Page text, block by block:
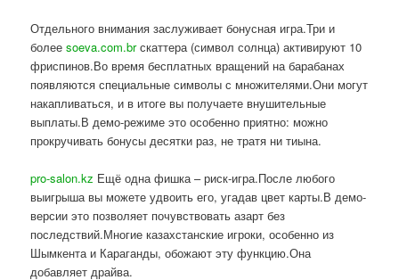
Отдельного внимания заслуживает бонусная игра.Три и
болееsoeva.com.brскаттера (символ солнца) активируют 10
фриспинов.Во время бесплатных вращений на барабанах
появляются специальные символы с множителями.Они могут
накапливаться, и в итоге вы получаете внушительные
выплаты.В демо-режиме это особенно приятно: можно
прокручивать бонусы десятки раз, не тратя ни тиына.
pro-salon.kz Ещё одна фишка – риск-игра.После любого
выигрыша вы можете удвоить его, угадав цвет карты.В демо-
версии это позволяет почувствовать азарт без
последствий.Многие казахстанские игроки, особенно из
Шымкента и Караганды, обожают эту функцию.Она
добавляет драйва.